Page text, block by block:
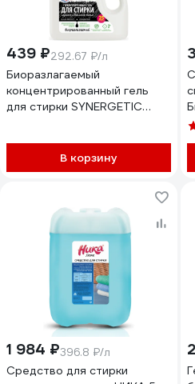
439 ₽292.67 ₽/л
Биоразлагаемый
концентрированный гель
для стирки SYNERGETIC
В корзину
1 984 ₽396.8 ₽/л
Средство для стирки